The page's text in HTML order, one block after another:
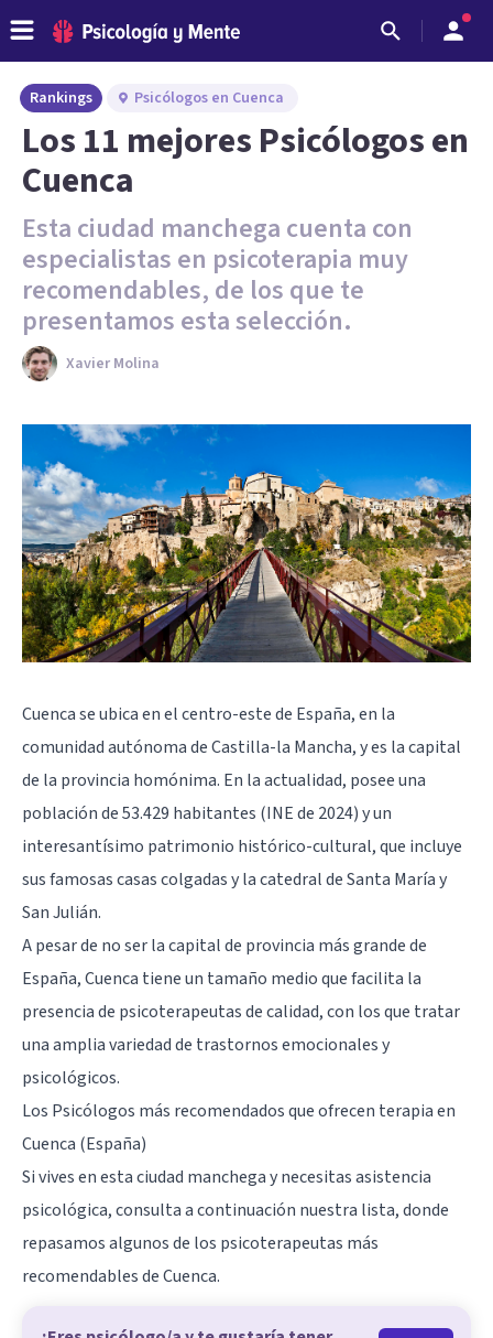
Rankings Psicólogos en Cuenca
Los 11 mejores Psicólogos en
Cuenca
Esta ciudad manchega cuenta con
especialistas en psicoterapia muy
recomendables, de los que te
presentamos esta selección.
Xavier Molina
Cuenca se ubica en el centro-este de España, en la
comunidad autónoma de Castilla-la Mancha, y es la capital
de la provincia homónima. En la actualidad, posee una
población de 53.429 habitantes (INE de 2024) y un
interesantísimo patrimonio histórico-cultural, que incluye
sus famosas casas colgadas y la catedral de Santa María y
San Julián.
A pesar de no ser la capital de provincia más grande de
España, Cuenca tiene un tamaño medio que facilita la
presencia de psicoterapeutas de calidad, con los que tratar
una amplia variedad de trastornos emocionales y
psicológicos.
Los Psicólogos más recomendados que ofrecen terapia en
Cuenca (España)
Si vives en esta ciudad manchega y necesitas asistencia
psicológica, consulta a continuación nuestra lista, donde
repasamos algunos de los psicoterapeutas más
recomendables de Cuenca.